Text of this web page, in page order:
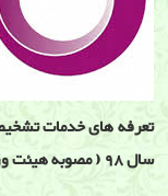
تعرفه های خدمات
سال 98 ( مصوبه هیئت وزیران )